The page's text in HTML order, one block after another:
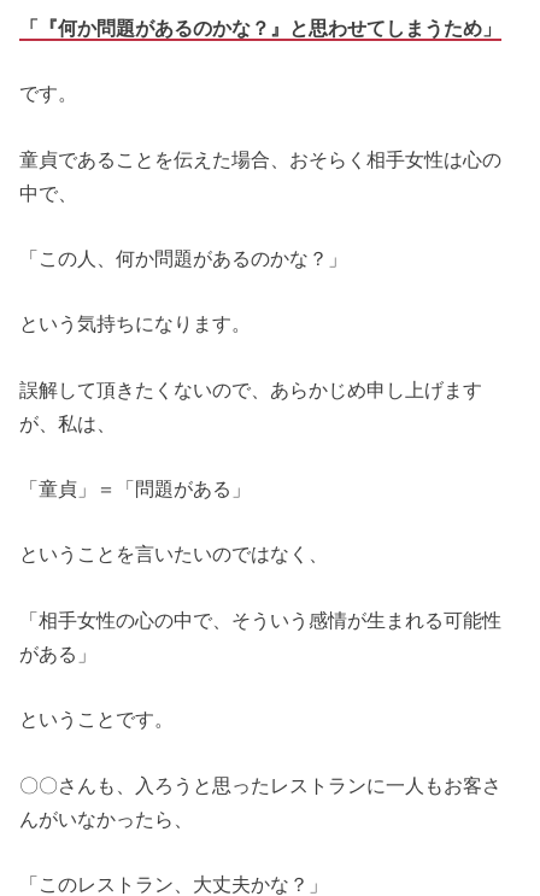
「『何か問題があるのかな？』と思わせてしまうため」
です。
童貞であることを伝えた場合、おそらく相手女性は心の
中で、
「この人、何か問題があるのかな？」
という気持ちになります。
誤解して頂きたくないので、あらかじめ申し上げます
が、私は、
「童貞」＝「問題がある」
ということを言いたいのではなく、
「相手女性の心の中で、そういう感情が生まれる可能性
がある」
ということです。
〇〇さんも、入ろうと思ったレストランに一人もお客さ
んがいなかったら、
「このレストラン、大丈夫かな？」